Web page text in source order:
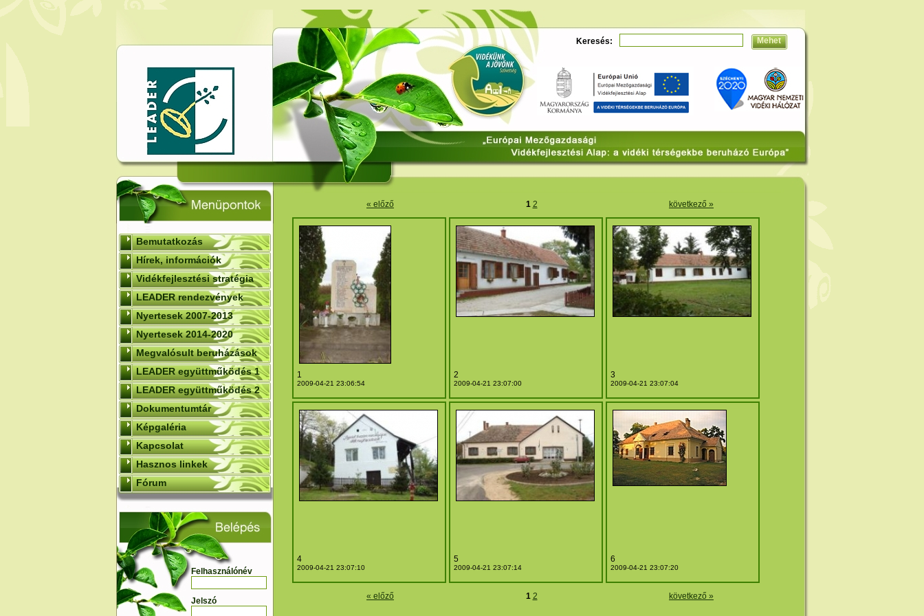
Keresés: Mehet
Bemutatkozás
Hírek, információk
Vidékfejlesztési stratégia
LEADER rendezvények
Nyertesek 2007-2013
Nyertesek 2014-2020
Megvalósult beruházások
LEADER együttműködés 1
LEADER együttműködés 2
Dokumentumtár
Képgaléria
Kapcsolat
Hasznos linkek
Fórum
Felhasználónév
Jelszó
« előző 1 2 következő »
1
2009-04-21 23:06:54
2
2009-04-21 23:07:00
3
2009-04-21 23:07:04
4
2009-04-21 23:07:10
5
2009-04-21 23:07:14
6
2009-04-21 23:07:20
« előző 1 2 következő »